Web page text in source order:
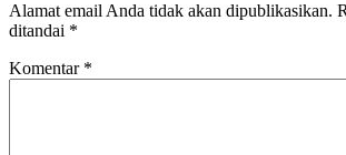
Alamat email Anda tidak akan dipublikasikan.
ditandai *
Komentar *